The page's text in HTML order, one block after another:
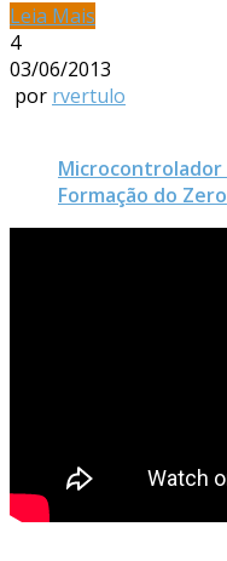
Leia Mais
4
03/06/2013
por rvertulo
Microcontrolador
Formação do Zero